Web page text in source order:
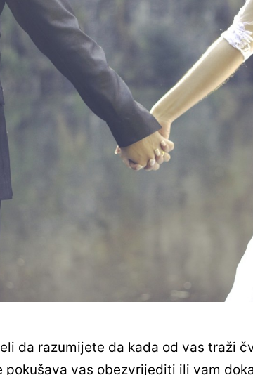
da razumijete da kada od vas traži
pokušava vas obezvrijediti ili vam